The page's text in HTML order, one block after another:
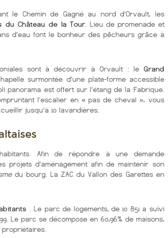
le Chemin de Gagné au nord d’Orvault, les
du Château de la Tour . Lieu de promenade et
d’eau font le bonheur des pêcheurs grâce à
sont à découvrir à Orvault : le Grand
surmontée d’une plate-forme accessible
panorama est offert sur l’étang de la Fabrique.
l’escalier en « pas de cheval », vous
jusqu’à 10 lavandières.
Afin de répondre à une demande
projets d’aménagement afin de maintenir son
du bourg. La ZAC du Vallon des Garettes en
. Le parc de logements, de 10 851 a suivi
Le parc se décompose en 60,96% de maisons,
propriétaires.